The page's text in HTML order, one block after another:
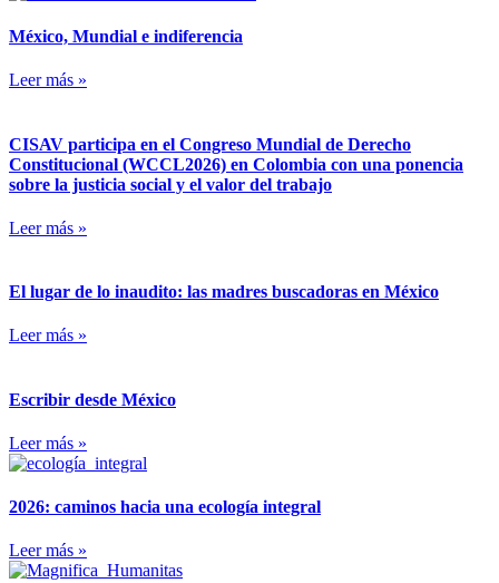
México, Mundial e indiferencia
Leer más »
CISAV participa en el Congreso Mundial de Derecho
Constitucional (WCCL2026) en Colombia con una ponencia
sobre la justicia social y el valor del trabajo
Leer más »
El lugar de lo inaudito: las madres buscadoras en México
Leer más »
Escribir desde México
Leer más »
2026: caminos hacia una ecología integral
Leer más »